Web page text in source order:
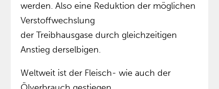
werden. Also eine Reduktion der möglichen
Verstoffwechslung
der Treibhausgase durch gleichzeitigen
Anstieg derselbigen.
Weltweit ist der Fleisch- wie auch der